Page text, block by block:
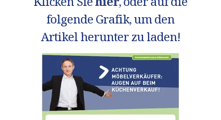
folgende Grafik, um den
Artikel herunter zu laden!